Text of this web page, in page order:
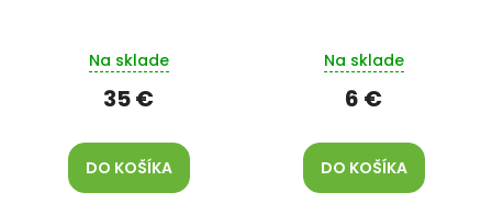
Na sklade
35 €
DO KOŠÍKA
Na sklade
6 €
DO KOŠÍKA